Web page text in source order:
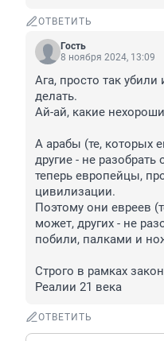
ОТВЕТИТЬ
Гость
8 ноября 2024, 13:09
Ага, просто так убили
делать.
Ай-ай, какие
А арабы (те, которых
другие - не
теперь европейцы,
цивилизации.
Поэтому они евреев
может, других - не
побили, палками и
Строго в рамках
Реалии 21 века
ОТВЕТИТЬ